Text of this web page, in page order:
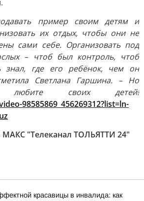
пример своим детям и
их отдых, чтобы они не
сами себе. Организовать под
– чтоб был контроль, чтоб
знал, где его ребёнок, чем он
Светлана Гаршина. – Но
своих детей!
98585869_456269312?list=ln-
МАКС "Телеканал ТОЛЬЯТТИ 24"
красавицы в инвалида: как